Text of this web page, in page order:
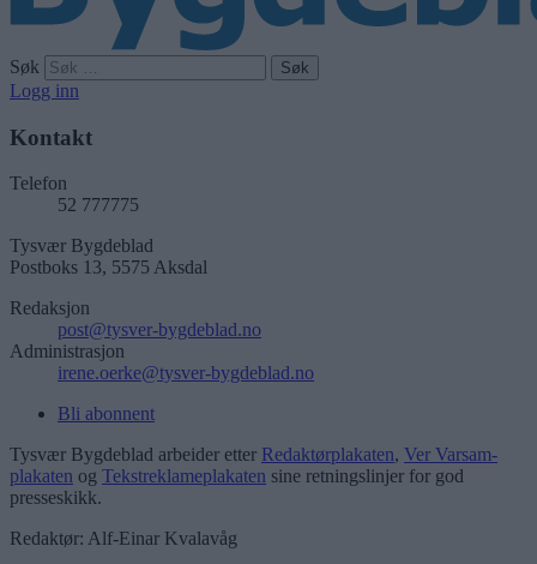
Søk
Logg inn
Kontakt
Telefon
52 777775
Tysvær Bygdeblad
Postboks 13, 5575 Aksdal
Redaksjon
post@tysver-bygdeblad.no
Administrasjon
irene.oerke@tysver-bygdeblad.no
Bli abonnent
Tysvær Bygdeblad arbeider etter Redaktørplakaten, Ver Varsam-
plakaten og Tekstreklameplakaten sine retningslinjer for god
presseskikk.
Redaktør: Alf-Einar Kvalavåg